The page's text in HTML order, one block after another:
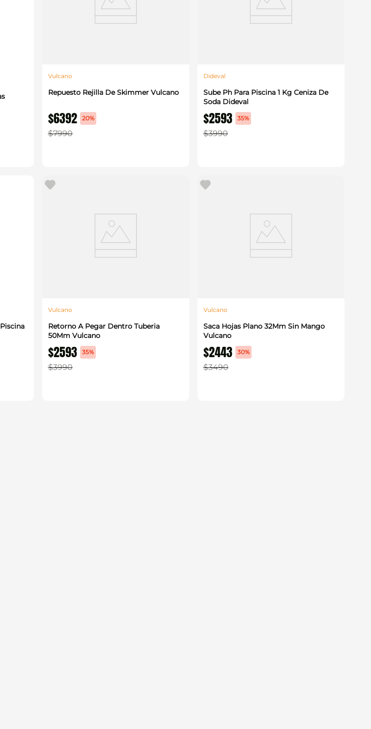
Vulcano
Repuesto Rejilla De Skimmer Vulcano
$6392 20%
$7990
Dideval
Sube Ph Para Piscina 1 Kg Ceniza De
Soda Dideval
$2593 35%
$3990
Vulcano
Retorno A Pegar Dentro Tuberia
50Mm Vulcano
$2593 35%
$3990
Vulcano
Saca Hojas Plano 32Mm Sin Mango
Vulcano
$2443 30%
$3490